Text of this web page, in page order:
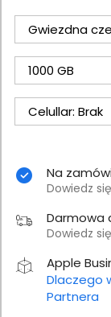
Gwiezdna
1000 GB
Celullar: Brak
Na
Dowiedz
Darmowa
Dowiedz
Apple
Dlaczego
Partnera